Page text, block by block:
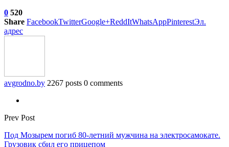
0 520
Share FacebookTwitterGoogle+ReddItWhatsAppPinterestЭл.
адрес
avgrodno.by 2267 posts 0 comments
Prev Post
Под Мозырем погиб 80-летний мужчина на электросамокате.
Грузовик сбил его прицепом